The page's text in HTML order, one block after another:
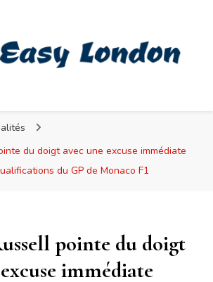
du doigt avec une excuse immédiate
du GP de Monaco F1
pointe du doigt
immédiate